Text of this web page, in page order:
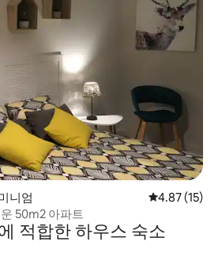
니엄 평점 4.87점
4.87 (15)
50m2 아파트
적합한 하우스 숙소